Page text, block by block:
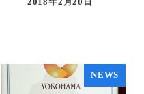
2018年2月20日
NEWS